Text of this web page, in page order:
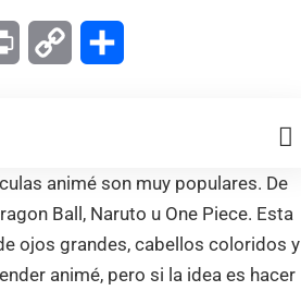
Print Copy
animé son muy populares. De
Ball, Naruto u One Piece. Esta
ojos grandes, cabellos coloridos y
animé, pero si la idea es hacer